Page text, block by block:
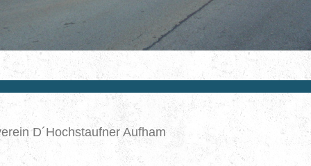
D´Hochstaufner Aufham